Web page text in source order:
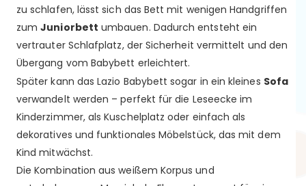
zu schlafen, lässt sich das Bett mit wenigen Handgriffen
zumJuniorbett umbauen. Dadurch entsteht ein
vertrauter Schlafplatz, der Sicherheit vermittelt und den
Übergang vom Babybett erleichtert.
Später kann das Lazio Babybett sogar in ein kleines Sofa
verwandelt werden – perfekt für die Leseecke im
Kinderzimmer, als Kuschelplatz oder einfach als
dekoratives und funktionales Möbelstück, das mit dem
Kind mitwächst.
Die Kombination aus weißem Korpus und